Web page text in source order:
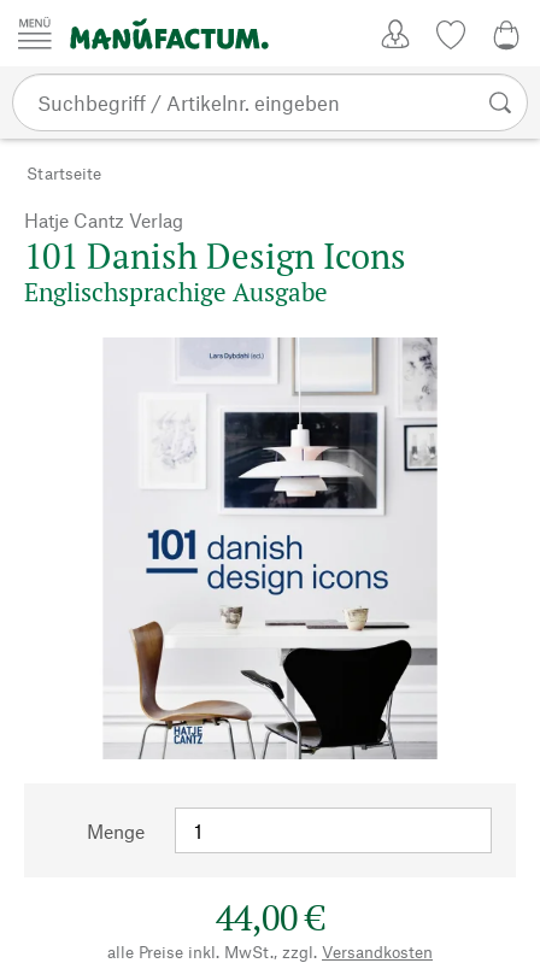
Zum Inhalt springen
Startseite
Hatje Cantz Verlag
101 Danish Design Icons
Englischsprachige Ausgabe
Menge
44,00 €
alle Preise inkl. MwSt., zzgl. Versandkosten